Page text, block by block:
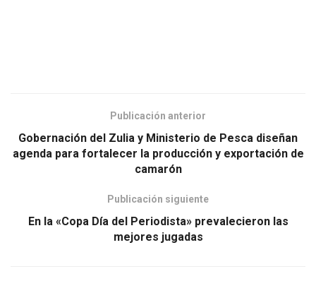
Publicación anterior
Gobernación del Zulia y Ministerio de Pesca diseñan
agenda para fortalecer la producción y exportación de
camarón
Publicación siguiente
En la «Copa Día del Periodista» prevalecieron las
mejores jugadas